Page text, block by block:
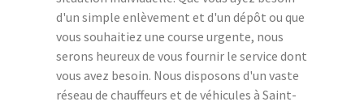
d'un simple enlèvement et d'un dépôt ou que
vous souhaitiez une course urgente, nous
serons heureux de vous fournir le service dont
vous avez besoin. Nous disposons d'un vaste
réseau de chauffeurs et de véhicules à Saint-